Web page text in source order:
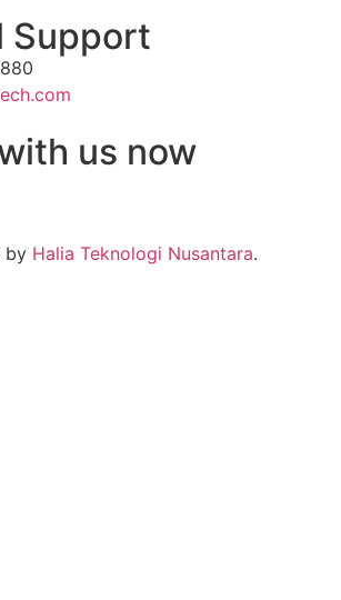
Support
us now
by Halia Teknologi Nusantara.